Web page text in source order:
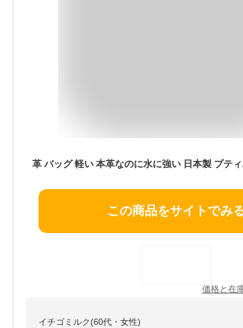
この商品をサイトでみ
価格と在
イチゴミルク(60代・女性)